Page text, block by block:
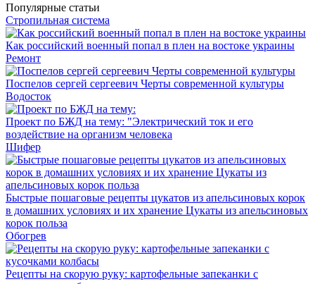
Популярные статьи
Стропильная система
Как российский военный попал в плен на востоке украины
Ремонт
Поспелов сергей сергеевич Черты современной культуры
Водосток
Проект по БЖД на тему: "Электрический ток и его
воздействие на организм человека
Шифер
Быстрые пошаговые рецепты цукатов из апельсиновых корок
в домашних условиях и их хранение Цукаты из апельсиновых
корок польза
Обогрев
Рецепты на скорую руку: картофельные запеканки с